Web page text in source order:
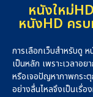
หนังใหม่
หนังHD คร
การเลือกเว็บสำหรับดู
เป็นหลัก เพราะเวลาอ
หรือเจอปัญหาภาพกระ
อย่างลื่นไหลจึงเป็นเรื่อ